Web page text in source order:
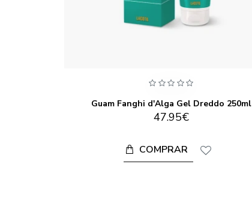
Guam Fanghi d'Alga Gel Dreddo 250ml
47.95€
COMPRAR